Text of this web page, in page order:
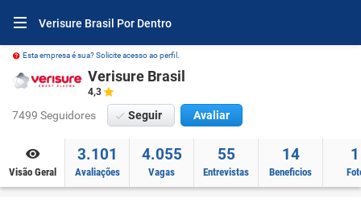
Verisure Brasil Por Dentro
Esta empresa é sua? Solicite acesso ao perfil.
Verisure Brasil
4,3
7499 Seguidores Seguir Avaliar
Visão Geral
3.101
Avaliações
4.055
Vagas
55
Entrevistas
14
Beneficios
1